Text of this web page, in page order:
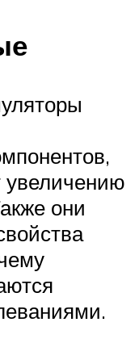
увеличению
они